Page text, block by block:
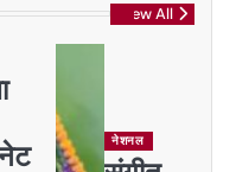
View All
नेशनल